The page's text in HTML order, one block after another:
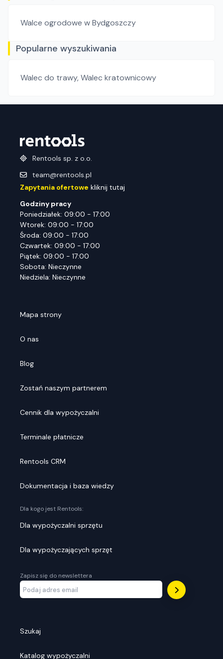
Walce ogrodowe w Bydgoszczy
Popularne wyszukiwania
Walec do trawy,Walec kratownicowy
Rentools sp. z o.o.
team@rentools.pl
Zapytania ofertowe kliknij tutaj
Godziny pracy
Poniedziałek: 09:00 - 17:00
Wtorek: 09:00 - 17:00
Środa: 09:00 - 17:00
Czwartek: 09:00 - 17:00
Piątek: 09:00 - 17:00
Sobota: Nieczynne
Niedziela: Nieczynne
Mapa strony
O nas
Blog
Zostań naszym partnerem
Cennik dla wypożyczalni
Terminale płatnicze
Rentools CRM
Dokumentacja i baza wiedzy
Dla kogo jest Rentools:
Dla wypożyczalni sprzętu
Dla wypożyczających sprzęt
Zapisz się do newslettera
Szukaj
Katalog wypożyczalni